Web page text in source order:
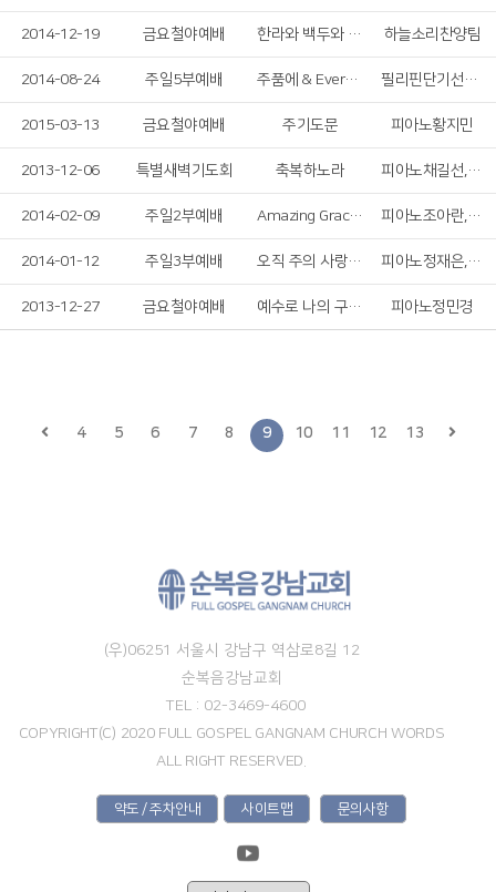
2014-12-19 금요철야예배 한라와 백두와 땅끝까지 하늘소리찬양팀
2014-08-24 주일5부예배 주품에 & Every move I make 필리핀단기선교팀
2015-03-13 금요철야예배 주기도문 피아노황지민
2013-12-06 특별새벽기도회 축복하노라 피아노채길선,첼로정민영
2014-02-09 주일2부예배 Amazing Grace with Bech 피아노조아란,첼로김상호,클라리넷함재령
2014-01-12 주일3부예배 오직 주의 사랑에 매여 피아노정재은,바이올린김수현
2013-12-27 금요철야예배 예수로 나의 구주 삼고 피아노정민경
4 5 6 7 8 9 10 11 12 13
(우)06251 서울시 강남구 역삼로8길 12
순복음강남교회
TEL : 02-3469-4600
COPYRIGHT(C) 2020 FULL GOSPEL GANGNAM CHURCH WORDS
ALL RIGHT RESERVED.
약도 / 주차안내 사이트맵 문의사항